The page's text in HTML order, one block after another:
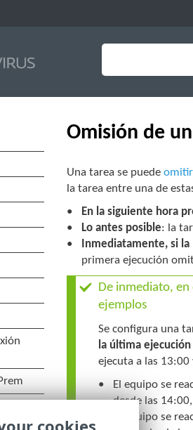
Omisión de
Una tarea se puedeomitir
la tarea entre una de
En la siguiente hora
Lo antes posible: la
Inmediatamente, si
primera ejecución
De inmediato,
ejemplos
Se configura una
la última
ejecuta a las
El equipo se
desde las
El equipo se
cookies